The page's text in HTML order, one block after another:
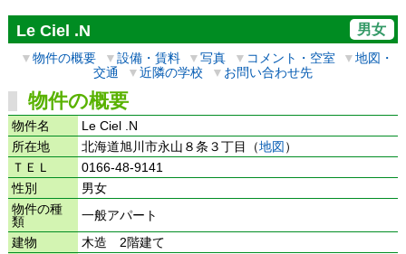
Le Ciel .N 男女
▼物件の概要 ▼設備・賃料 ▼写真 ▼ コメント・空室 ▼地図・
交通
▼近隣の学校 ▼ お問い合わせ先
物件の概要
物件名
Le Ciel .N
所在地
北海道旭川市永山８条３丁目（地図 ）
ＴＥＬ
0166-48-9141
性別
男女
物件の種
類
一般アパート
建物
木造 2階建て